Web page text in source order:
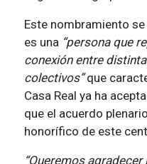
Este nombramiento
es una “persona que
conexión entre
colectivos”que
Casa Real ya ha
que el acuerdo
honorífico de este
“Queremos